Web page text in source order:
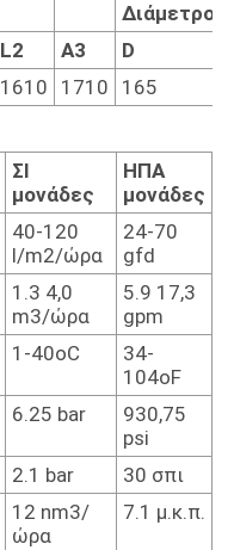
Διάμετρος
L2 Α3
D
1610 1710 165
ΣΙ
μονάδες
ΗΠΑ
μονάδες
40-120
l/m2/ώρα
24-70
gfd
1.3 4,0
m3/ώρα
5.9 17,3
gpm
1-40oC
34-
104oF
6.25 bar
930,75
psi
2.1 bar
30 σπι
12 nm3/
ώρα
7.1 μ.κ.π.